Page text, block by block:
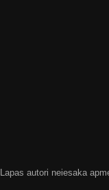
Lapas autori neiesaka